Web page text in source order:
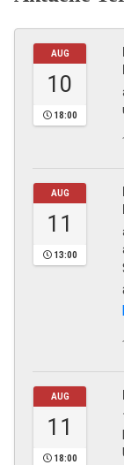
AUG
10
18:00
AUG
11
13:00
AUG
11
18:00